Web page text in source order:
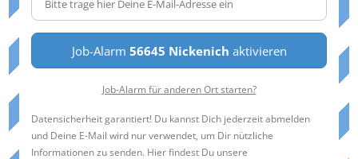
Job-Alarm 56645 Nickenich aktivieren
Job-Alarm für anderen Ort starten?
Datensicherheit garantiert! Du kannst Dich jederzeit abmelden
und Deine E-Mail wird nur verwendet, um Dir nützliche
Informationen zu senden. Hier findest Du unsere